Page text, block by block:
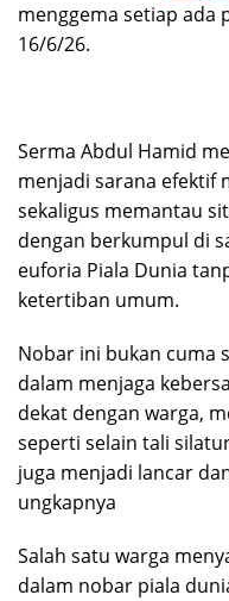
menggema setiap ada
16/6/26.
Serma Abdul Hamid
menjadi sarana efektif
sekaligus memantau
dengan berkumpul di
euforia Piala Dunia
ketertiban umum.
Nobar ini bukan cuma
dalam menjaga
dekat dengan warga,
seperti selain tali
juga menjadi lancar
ungkapnya
Salah satu warga
dalam nobar piala